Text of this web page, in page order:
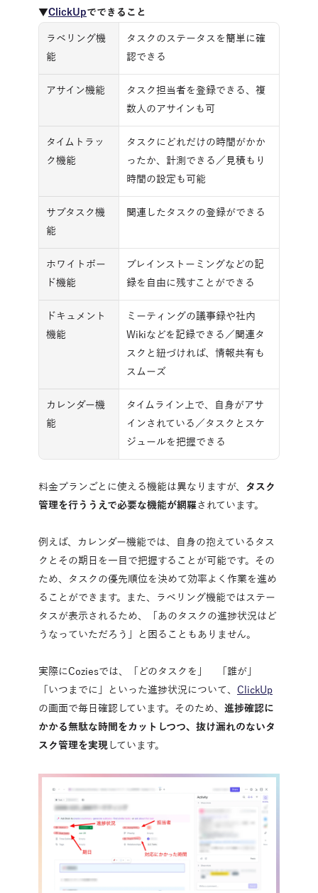
▼ClickUpでできること
ラベリング機
能
タスクのステータスを簡単に確
認できる
アサイン機能
タスク担当者を登録できる、複
数人のアサインも可
タイムトラッ
ク機能
タスクにどれだけの時間がかか
ったか、計測できる／見積もり
時間の設定も可能
サブタスク機
能
関連したタスクの登録ができる
ホワイトボー
ド機能
ブレインストーミングなどの記
録を自由に残すことができる
ドキュメント
機能
ミーティングの議事録や社内
Wikiなどを記録できる／関連タ
スクと紐づければ、情報共有も
スムーズ
カレンダー機
能
タイムライン上で、自身がアサ
インされている／タスクとスケ
ジュールを把握できる
料金プランごとに使える機能は異なりますが、 タスク
管理を行ううえで必要な機能が網羅されています。
例えば、カレンダー機能では、自身の抱えているタス
クとその期日を一目で把握することが可能です。その
ため、タスクの優先順位を決めて効率よく作業を進め
ることができます。また、ラベリング機能ではステー
タスが表示されるため、「あのタスクの進捗状況はど
うなっていただろう」と困ることもありません。
実際にCoziesでは、「どのタスクを」　「誰が」
「いつまでに」といった進捗状況について、 ClickUp
の画面で毎日確認しています。そのため、 進捗確認に
かかる無駄な時間をカットしつつ、抜け漏れのないタ
スク管理を実現 しています。